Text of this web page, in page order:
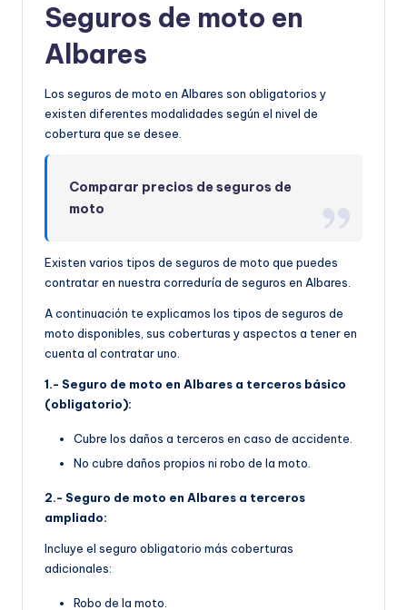
Seguros de moto en
Albares
Los seguros de moto en Albares son obligatorios y
existen diferentes modalidades según el nivel de
cobertura que se desee.
Comparar precios de seguros de
moto
Existen varios tipos de seguros de moto que puedes
contratar en nuestra correduría de seguros en Albares.
A continuación te explicamos los tipos de seguros de
moto disponibles, sus coberturas y aspectos a tener en
cuenta al contratar uno.
1.- Seguro de moto en Albares a terceros básico
(obligatorio):
Cubre los daños a terceros en caso de accidente.
No cubre daños propios ni robo de la moto.
2.- Seguro de moto en Albares a terceros
ampliado:
Incluye el seguro obligatorio más coberturas
adicionales:
Robo de la moto.